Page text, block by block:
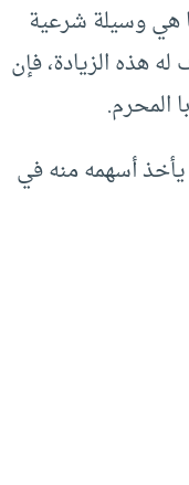
هي وسيلة شرعية
هذه الزيادة، فإن
المحرم.
يأخذ أسهمه منه في